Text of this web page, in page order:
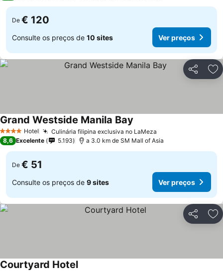
De € 120
Consulte os preços de 10 sites Ver preços
Partilhar
4 EstrelasHotel Culinária filipina exclusiva no LaMeza
Grand Westside Manila Bay
8,6 Excelente 5.193 a 3.0 km de SM Mall of Asia
De € 51
Consulte os preços de 9 sites Ver preços
Partilhar
Courtyard Hotel